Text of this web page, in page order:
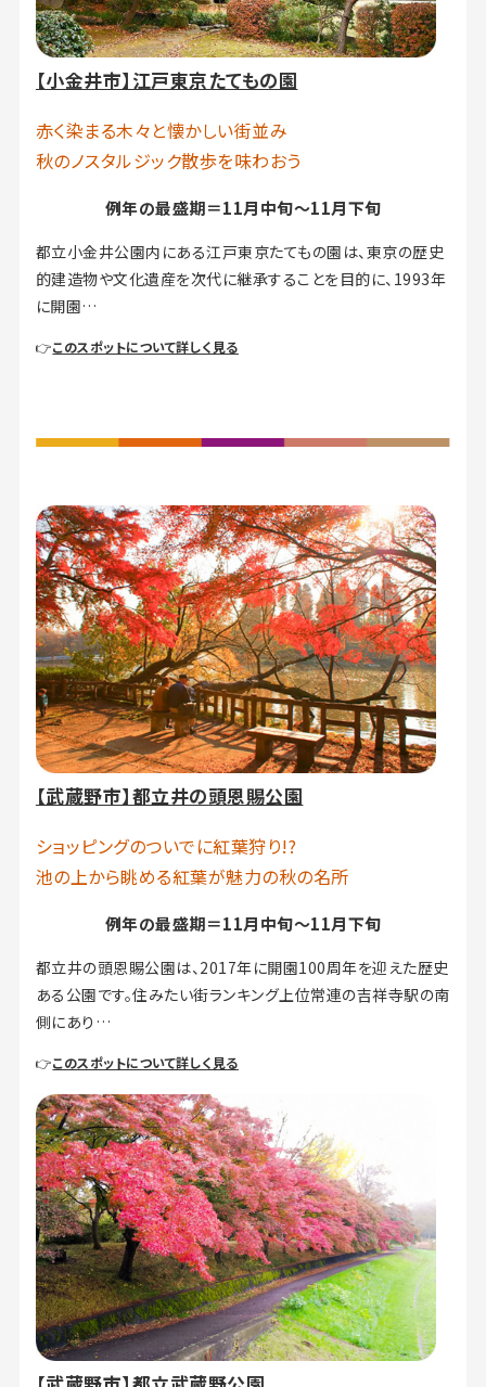
【小金井市】江戸東京たてもの園
赤く染まる木々と懐かしい街並み
秋のノスタルジック散歩を味わおう
例年の最盛期＝11月中旬～11月下旬
都立小金井公園内にある江戸東京たてもの園は、東京の歴史
的建造物や文化遺産を次代に継承することを目的に、1993年
に開園…
👉このスポットについて詳しく見る
【武蔵野市】都立井の頭恩賜公園
ショッピングのついでに紅葉狩り!?
池の上から眺める紅葉が魅力の秋の名所
例年の最盛期＝11月中旬～11月下旬
都立井の頭恩賜公園は、2017年に開園100周年を迎えた歴史
ある公園です。住みたい街ランキング上位常連の吉祥寺駅の南
側にあり…
👉このスポットについて詳しく見る